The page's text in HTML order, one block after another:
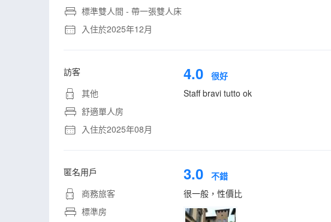
標準雙人間 - 帶一張雙人床
入住於2025年12月
訪客
其他
舒適單人房
入住於2025年08月
4.0 很好
Staff bravi tutto ok
匿名用戶
商務旅客
標準房
3.0 不錯
很一般，性價比